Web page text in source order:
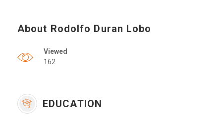
About Rodolfo Duran Lobo
Viewed
162
EDUCATION